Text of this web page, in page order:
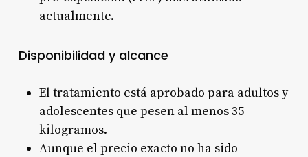
actualmente.
Disponibilidad y alcance
El tratamiento está aprobado para adultos y
adolescentes que pesen al menos 35
kilogramos.
Aunque el precio exacto no ha sido